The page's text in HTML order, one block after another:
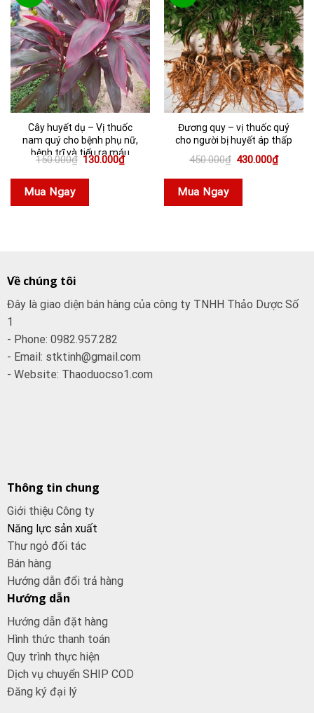
Cây huyết dụ – Vị thuốc
nam quý cho bệnh phụ nữ,
bệnh trĩ và tiểu ra máu
150.000₫ Giá
gốc
là:
130.000₫Giá
hiện
Mua Ngay
Đương quy – vị thuốc quý
cho người bị huyết áp thấp
450.000₫ Giá
gốc
là:
430.000₫Giá
hiện
Mua Ngay
Về chúng tôi
Đây là giao diện bán hàng của công ty TNHH Thảo Dược Số
1
- Phone: 0982.957.282
- Email: stktinh@gmail.com
- Website: Thaoduocso1.com
Thông tin chung
Giới thiệu Công ty
Năng lực sản xuất
Thư ngỏ đối tác
Bán hàng
Hướng dẫn đổi trả hàng
Hướng dẫn
Hướng dẫn đặt hàng
Hình thức thanh toán
Quy trình thực hiện
Dịch vụ chuyển SHIP COD
Đăng ký đại lý